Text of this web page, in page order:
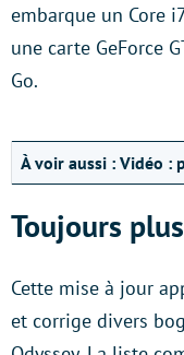
embarque un Core
une carte GeForce
Go.
À voir aussi : Vidéo :
Toujours
Cette mise à jour
et corrige divers